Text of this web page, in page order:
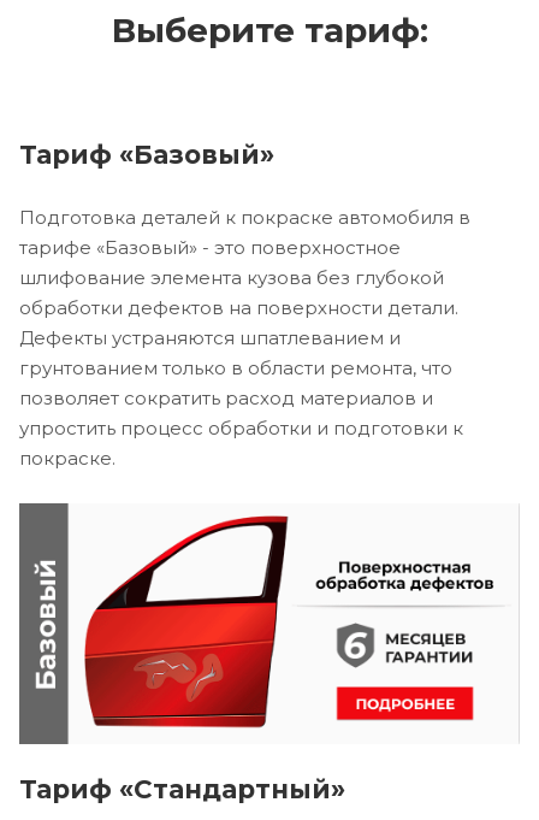
Выберите тариф:
Тариф «Базовый»
Подготовка деталей к покраске автомобиля в
тарифе «Базовый» - это поверхностное
шлифование элемента кузова без глубокой
обработки дефектов на поверхности детали.
Дефекты устраняются шпатлеванием и
грунтованием только в области ремонта, что
позволяет сократить расход материалов и
упростить процесс обработки и подготовки к
покраске.
Тариф «Стандартный»